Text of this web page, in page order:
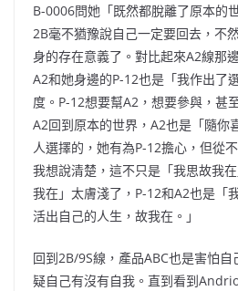
B-0006問她「既然都脫離了原本的
2B毫不猶豫說自己一定要回去，不
身的存在意義了。對比起來A2線那
A2和她身邊的P-12也是「我作出了
度。P-12想要幫A2，想要參與，甚
A2回到原本的世界，A2也是「隨你
人選擇的，她有為P-12擔心，但從
我想說清楚，這不只是「我思故我
我在」太膚淺了，P-12和A2也是「
活出自己的人生，故我在。」
回到2B/9S線，產品ABC也是害怕
疑自己有沒有自我。直到看到